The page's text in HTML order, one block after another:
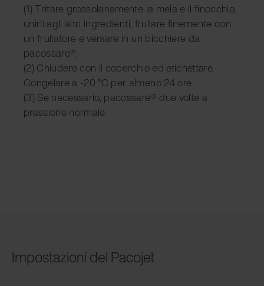
(1) Tritare grossolanamente la mela e il finocchio,
unirli agli altri ingredienti, frullare finemente con
un frullatore e versare in un bicchiere da
pacossare®.
(2) Chiudere con il coperchio ed etichettare.
Congelare a -20 °C per almeno 24 ore.
(3) Se necessario, pacossare® due volte a
pressione normale.
Impostazioni del Pacojet